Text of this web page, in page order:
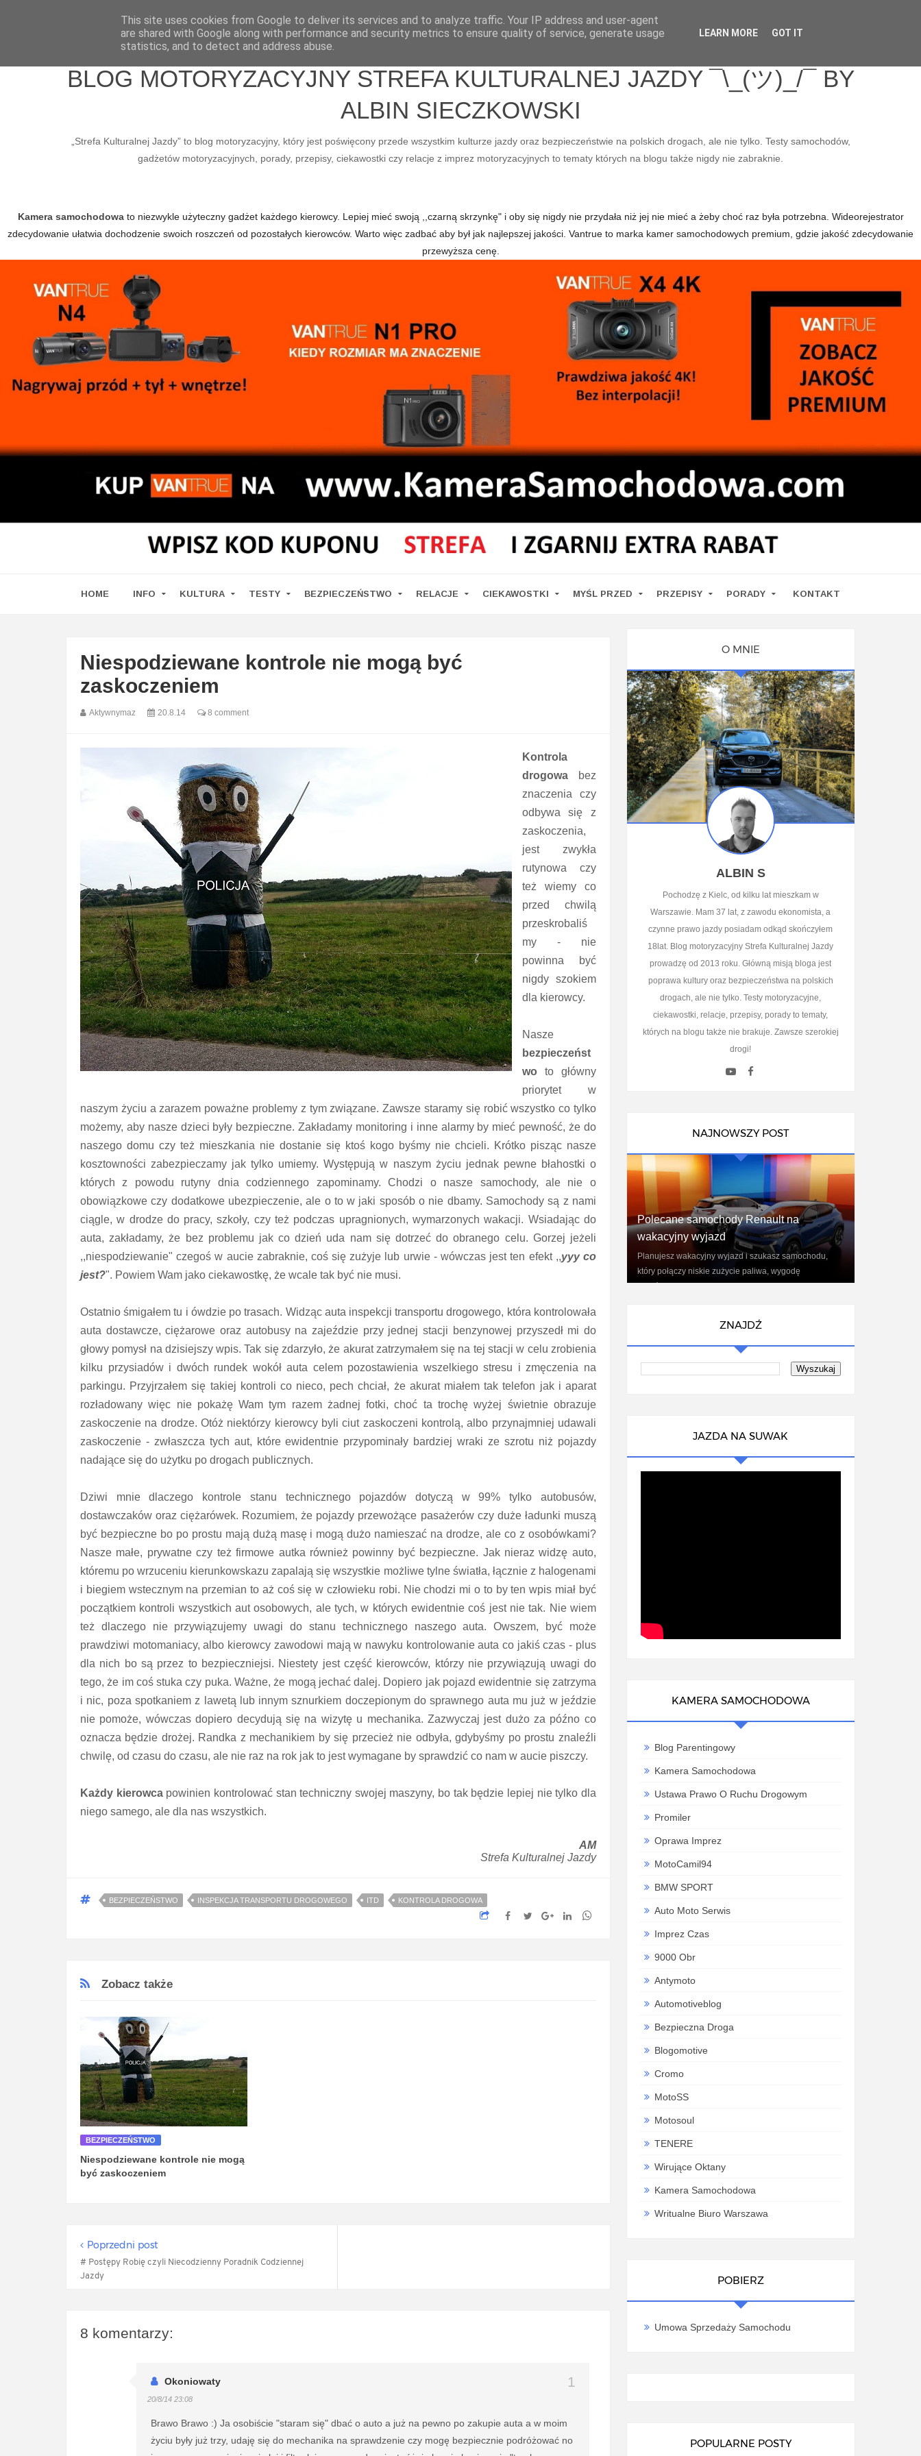
Wlepy Media O mnie Kontakt / Współpraca
BLOG MOTORYZACYJNY STREFA KULTURALNEJ JAZDY ¯\_(ツ)_/¯ BY
ALBIN SIECZKOWSKI
„Strefa Kulturalnej Jazdy” to blog motoryzacyjny, który jest poświęcony przede wszystkim kulturze jazdy oraz bezpieczeństwie na polskich drogach, ale nie tylko. Testy samochodów,
gadżetów motoryzacyjnych, porady, przepisy, ciekawostki czy relacje z imprez motoryzacyjnych to tematy których na blogu także nigdy nie zabraknie.
Kamera samochodowato niezwykle użyteczny gadżet każdego kierowcy. Lepiej mieć swoją ,,czarną skrzynkę" i oby się nigdy nie przydała niż jej nie mieć a żeby choć raz była potrzebna. Wideorejestrator
zdecydowanie ułatwia dochodzenie swoich roszczeń od pozostałych kierowców. Warto więc zadbać aby był jak najlepszej jakości. Vantrue to marka kamer samochodowych premium, gdzie jakość zdecydowanie
przewyższa cenę.
HOME INFO KULTURA TESTY BEZPIECZEŃSTWO RELACJE CIEKAWOSTKI MYŚL PRZED PRZEPISY PORADY KONTAKT
Niespodziewane kontrole nie mogą być
zaskoczeniem
Aktywnymaz 20.8.14 8 comment
Kontrola
drogowa bez
znaczenia czy
odbywa się z
zaskoczenia,
jest zwykła
rutynowa czy
też wiemy co
przed chwilą
przeskrobaliś
my - nie
powinna być
nigdy szokiem
dla kierowcy.
Nasze
bezpieczeńst
wo to główny
priorytet w
naszym życiu a zarazem poważne problemy z tym związane. Zawsze staramy się robić wszystko co tylko
możemy, aby nasze dzieci były bezpieczne. Zakładamy monitoring i inne alarmy by mieć pewność, że do
naszego domu czy też mieszkania nie dostanie się ktoś kogo byśmy nie chcieli. Krótko pisząc nasze
kosztowności zabezpieczamy jak tylko umiemy. Występują w naszym życiu jednak pewne błahostki o
których z powodu rutyny dnia codziennego zapominamy. Chodzi o nasze samochody, ale nie o
obowiązkowe czy dodatkowe ubezpieczenie, ale o to w jaki sposób o nie dbamy. Samochody są z nami
ciągle, w drodze do pracy, szkoły, czy też podczas upragnionych, wymarzonych wakacji. Wsiadając do
auta, zakładamy, że bez problemu jak co dzień uda nam się dotrzeć do obranego celu. Gorzej jeżeli
,,niespodziewanie" czegoś w aucie zabraknie, coś się zużyje lub urwie - wówczas jest ten efekt ,,yyy co
jest?". Powiem Wam jako ciekawostkę, że wcale tak być nie musi.
Ostatnio śmigałem tu i ówdzie po trasach. Widząc auta inspekcji transportu drogowego, która kontrolowała
auta dostawcze, ciężarowe oraz autobusy na zajeździe przy jednej stacji benzynowej przyszedł mi do
głowy pomysł na dzisiejszy wpis. Tak się zdarzyło, że akurat zatrzymałem się na tej stacji w celu zrobienia
kilku przysiadów i dwóch rundek wokół auta celem pozostawienia wszelkiego stresu i zmęczenia na
parkingu. Przyjrzałem się takiej kontroli co nieco, pech chciał, że akurat miałem tak telefon jak i aparat
rozładowany więc nie pokażę Wam tym razem żadnej fotki, choć ta trochę wyżej świetnie obrazuje
zaskoczenie na drodze. Otóż niektórzy kierowcy byli ciut zaskoczeni kontrolą, albo przynajmniej udawali
zaskoczenie - zwłaszcza tych aut, które ewidentnie przypominały bardziej wraki ze szrotu niż pojazdy
nadające się do użytku po drogach publicznych.
Dziwi mnie dlaczego kontrole stanu technicznego pojazdów dotyczą w 99% tylko autobusów,
dostawczaków oraz ciężarówek. Rozumiem, że pojazdy przewożące pasażerów czy duże ładunki muszą
być bezpieczne bo po prostu mają dużą masę i mogą dużo namieszać na drodze, ale co z osobówkami?
Nasze małe, prywatne czy też firmowe autka również powinny być bezpieczne. Jak nieraz widzę auto,
któremu po wrzuceniu kierunkowskazu zapalają się wszystkie możliwe tylne światła, łącznie z halogenami
i biegiem wstecznym na przemian to aż coś się w człowieku robi. Nie chodzi mi o to by ten wpis miał być
początkiem kontroli wszystkich aut osobowych, ale tych, w których ewidentnie coś jest nie tak. Nie wiem
też dlaczego nie przywiązujemy uwagi do stanu technicznego naszego auta. Owszem, być może
prawdziwi motomaniacy, albo kierowcy zawodowi mają w nawyku kontrolowanie auta co jakiś czas - plus
dla nich bo są przez to bezpieczniejsi. Niestety jest część kierowców, którzy nie przywiązują uwagi do
tego, że im coś stuka czy puka. Ważne, że mogą jechać dalej. Dopiero jak pojazd ewidentnie się zatrzyma
i nic, poza spotkaniem z lawetą lub innym sznurkiem doczepionym do sprawnego auta mu już w jeździe
nie pomoże, wówczas dopiero decydują się na wizytę u mechanika. Zazwyczaj jest dużo za późno co
oznacza będzie drożej. Randka z mechanikiem by się przecież nie odbyła, gdybyśmy po prostu znaleźli
chwilę, od czasu do czasu, ale nie raz na rok jak to jest wymagane by sprawdzić co nam w aucie piszczy.
Każdy kierowcapowinien kontrolować stan techniczny swojej maszyny, bo tak będzie lepiej nie tylko dla
niego samego, ale dla nas wszystkich.
AM
Strefa Kulturalnej Jazdy
BEZPIECZEŃSTWO INSPEKCJA TRANSPORTU DROGOWEGO ITD KONTROLA DROGOWA
Zobacz także
BEZPIECZEŃSTWO
Niespodziewane kontrole nie mogą
być zaskoczeniem
Poprzedni post
# Postępy Robię czyli Niecodzienny Poradnik Codziennej
Jazdy
8 komentarzy:
Okoniowaty
20/8/14 23:08
Brawo Brawo :) Ja osobiście "staram się" dbać o auto a już na pewno po zakupie auta a w moim
życiu były już trzy, udaję się do mechanika na sprawdzenie czy mogę bezpiecznie podróżować no
O MNIE
ALBIN S
Pochodzę z Kielc, od kilku lat mieszkam w
Warszawie. Mam 37 lat, z zawodu ekonomista, a
czynne prawo jazdy posiadam odkąd skończyłem
18lat. Blog motoryzacyjny Strefa Kulturalnej Jazdy
prowadzę od 2013 roku. Główną misją bloga jest
poprawa kultury oraz bezpieczeństwa na polskich
drogach, ale nie tylko. Testy motoryzacyjne,
ciekawostki, relacje, przepisy, porady to tematy,
których na blogu także nie brakuje. Zawsze szerokiej
drogi!
NAJNOWSZY POST
Polecane samochody Renault na
wakacyjny wyjazd
Planujesz wakacyjny wyjazd i szukasz samochodu,
który połączy niskie zużycie paliwa, wygodę
ZNAJDŹ
JAZDA NA SUWAK
KAMERA SAMOCHODOWA
Blog Parentingowy
Kamera Samochodowa
Ustawa Prawo O Ruchu Drogowym
Promiler
Oprawa Imprez
MotoCamil94
BMW SPORT
Auto Moto Serwis
Imprez Czas
9000 Obr
Antymoto
Automotiveblog
Bezpieczna Droga
Blogomotive
Cromo
MotoSS
Motosoul
TENERE
Wirujące Oktany
Kamera Samochodowa
Writualne Biuro Warszawa
POBIERZ
Umowa Sprzedaży Samochodu
POPULARNE POSTY
This site uses cookies from Google to deliver its services and to analyze traffic. Your IP address and user-agent
are shared with Google along with performance and security metrics to ensure quality of service, generate usage
statistics, and to detect and address abuse.
LEARN MORE GOT IT